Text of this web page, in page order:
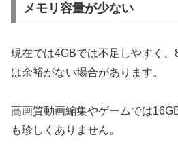
メモリ容量が少ない
現在では4GBでは不足しやすく
は余裕がない場合があります。
高画質動画編集やゲームでは
も珍しくありません。